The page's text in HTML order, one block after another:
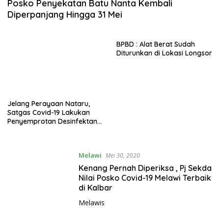
Posko Penyekatan Batu Nanta Kembali
Diperpanjang Hingga 31 Mei
Jelang Perayaan Nataru,
Satgas Covid-19 Lakukan
Penyemprotan Desinfektan
BPBD : Alat Berat Sudah
Diturunkan di Lokasi Longsor
Melawi Mei 30, 2020
Kenang Pernah Diperiksa , Pj Sekda
Nilai Posko Covid-19 Melawi Terbaik
di Kalbar
Melawis